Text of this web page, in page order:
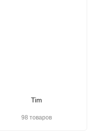
Tim
98 товаров